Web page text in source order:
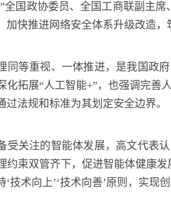
全国政协委员、全国工商联副主
加快推进网络安全体系升级改造，
同等重视、一体推进，是我国政
化拓展“人工智能+”，也强调完善
过法规和标准为其划定安全边界。
受关注的智能体发展，高文代表
约束双管齐下，促进智能体健康
‘技术向上’‘技术向善’原则，实现